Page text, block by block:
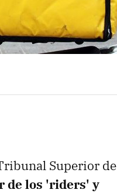
Superior de
de los 'riders' y